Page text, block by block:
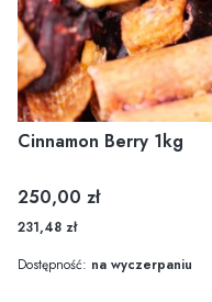
Cinnamon Berry 1kg
Cena
250,00 zł
231,48 zł
Dostępność: na wyczerpaniu